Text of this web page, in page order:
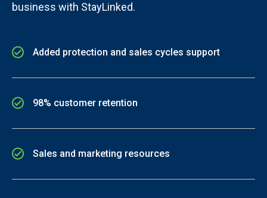
business with StayLinked.
Added protection and sales cycles support
98% customer retention
Sales and marketing resources